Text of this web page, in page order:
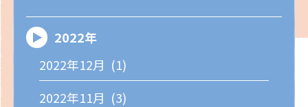
2022年
2022年12月 (1)
2022年11月 (3)